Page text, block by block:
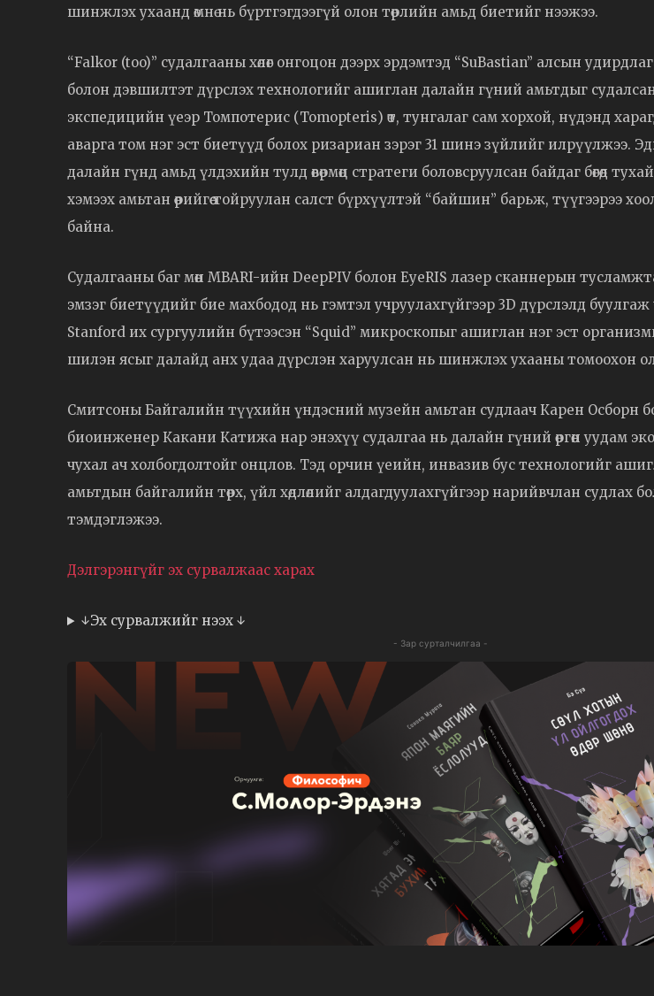
шинжлэх ухаанд өмнө нь бүртгэгдээгүй олон төрлийн амьд биетийг нээжээ.
“Falkor (too)” судалгааны хөлөг онгоцон дээрх эрдэмтэд “SuBastian” алсын
болон дэвшилтэт дүрслэх технологийг ашиглан далайн гүний амьтдыг
экспедицийн үеэр Томпотерис (Tomopteris) өт, тунгалаг сам хорхой, нүдэнд
аварга том нэг эст биетүүд болох ризариан зэрэг 31 шинэ зүйлийг илрүүлжээ.
далайн гүнд амьд үлдэхийн тулд өвөрмөц стратеги боловсруулсан байдаг бөгөөд
хэмээх амьтан өөрийгөө тойруулан салст бүрхүүлтэй “байшин” барьж, түүгээрээ
байна.
Судалгааны баг мөн MBARI-ийн DeepPIV болон EyeRIS лазер сканнерын
эмзэг биетүүдийг бие махбодод нь гэмтэл учруулахгүйгээр 3D дүрслэлд
Stanford их сургуулийн бүтээсэн “Squid” микроскопыг ашиглан нэг эст
шилэн ясыг далайд анх удаа дүрслэн харуулсан нь шинжлэх ухааны томоохон
Смитсоны Байгалийн түүхийн үндэсний музейн амьтан судлаач Карен Осборн
биоинженер Какани Катижа нар энэхүү судалгаа нь далайн гүний өргөн уудам
чухал ач холбогдолтойг онцлов. Тэд орчин үеийн, инвазив бус технологийг
амьтдын байгалийн төрх, үйл хөдлөлийг алдагдуулахгүйгээр нарийвчлан судлах
тэмдэглэжээ.
Дэлгэрэнгүйг эх сурвалжаас харах
↓Эх сурвалжийг нээх ↓
- Зар сурталчилгаа -